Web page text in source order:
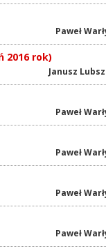
Paweł
2016 rok)
Janusz
Paweł
Paweł
Paweł
Paweł